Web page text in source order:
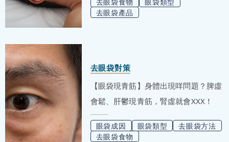
去眼袋產品
去眼袋對策
【眼袋現青筋】身體出現咩問題？脾虛
會鬆、肝鬱現青筋，腎虛就會XXX！
眼袋成因 眼袋類型
去眼袋方法
去眼袋食物